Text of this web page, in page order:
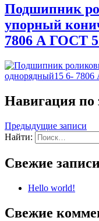
Подшипник
упорный
7806 А ГОСТ
Навигация по
Предыдущие записи
Найти:
Свежие
Hello world!
Свежие